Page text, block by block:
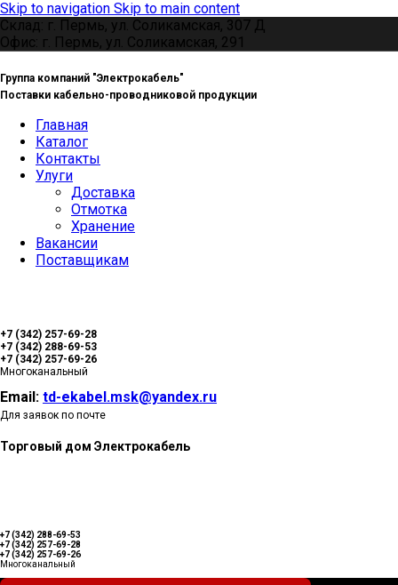
Skip to navigation Skip to main content
Склад: г. Пермь, ул. Соликамская, 307 Д
Офис: г. Пермь, ул. Соликамская, 291
Группа компаний "Электрокабель"
Поставки кабельно-проводниковой продукции
Главная
Каталог
Контакты
Улуги
Доставка
Отмотка
Хранение
Вакансии
Поставщикам
+7 (342) 257-69-28
+7 (342) 288-69-53
+7 (342) 257-69-26
Многоканальный
Email: td-ekabel.msk@yandex.ru
Для заявок по почте
Торговый дом Электрокабель
+7 (342) 288-69-53
+7 (342) 257-69-28
+7 (342) 257-69-26
Многоканальный